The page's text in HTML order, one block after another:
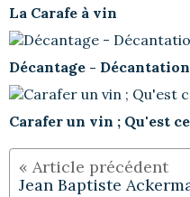
La Carafe à vin
Décantage -
Carafer un vin ; Qu'est
Jean Baptiste